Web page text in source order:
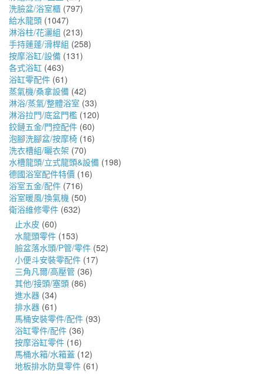
洗臉盆/浴室櫃 (797)
給水龍頭 (1047)
淋浴柱/花灑組 (213)
手持蓮蓬/滑桿組 (258)
按摩浴缸/設備 (131)
各式浴缸 (463)
浴缸零配件 (61)
蒸氣機/桑拿設備 (42)
淋浴/蒸氣/整體浴室 (33)
淋浴拉門/底盆門檻 (120)
鉸鏈五金/門控配件 (60)
泡腳洗腳盆/按摩椅 (16)
洗衣槽組/曬衣架 (70)
水槽龍頭/立式龍頭&設備 (198)
德國浴室配件特價 (16)
浴室五金/配件 (716)
浴室暖風/換氣機 (50)
衛浴維修零件 (632)
止水皮 (60)
水龍頭零件 (153)
臉盆落水頭/P管/零件 (52)
小便斗安裝零配件 (17)
三角凡爾/高壓管 (36)
其他/接頭/塞頭 (86)
進水器 (34)
排水器 (61)
馬桶安裝零件/配件 (93)
浴缸零件/配件 (36)
按摩浴缸零件 (16)
馬桶水箱/水箱蓋 (12)
地板排水防臭零件 (61)